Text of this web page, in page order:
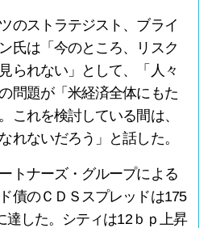
のストラテジスト、ブライ
氏は「今のところ、リスク
られない」として、「人々
問題が「米経済全体にもた
これを検討している間は、
れないだろう」と話した。
トナーズ・グループによる
債のＣＤＳスプレッドは175
達した。シティは12ｂｐ上昇